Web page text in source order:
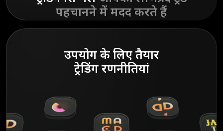
पहचानने में मदद करते हैं
उपयोग के लिए तैयार
ट्रेडिंग रणनीतियां